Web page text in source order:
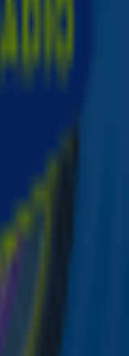
bevat
artiesten,
artiesten,
Top 101 is
horen bij Sky
Radio en blijf op
laatste nieuws
met daarin
wijzelf of in
Je kunt je
informatie de